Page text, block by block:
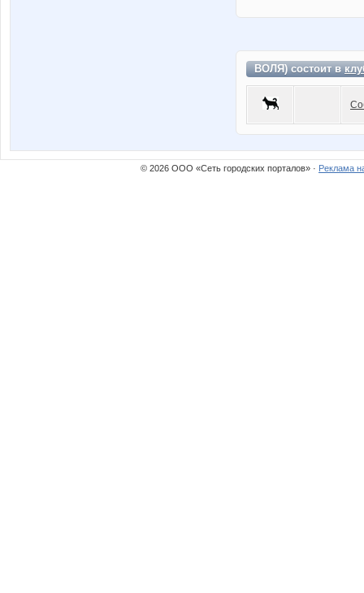
ВОЛЯ) состоит в
© 2026 ООО «Сеть городских порталов» · Реклама